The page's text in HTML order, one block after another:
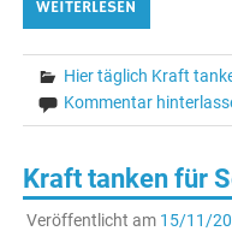
WEITERLESEN
Hier täglich Kraft
Kommentar
Kraft tanken für
Veröffentlicht am 15/11/